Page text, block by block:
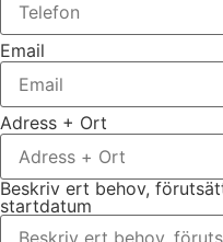
Email
Adress + Ort
Beskriv ert behov,
startdatum